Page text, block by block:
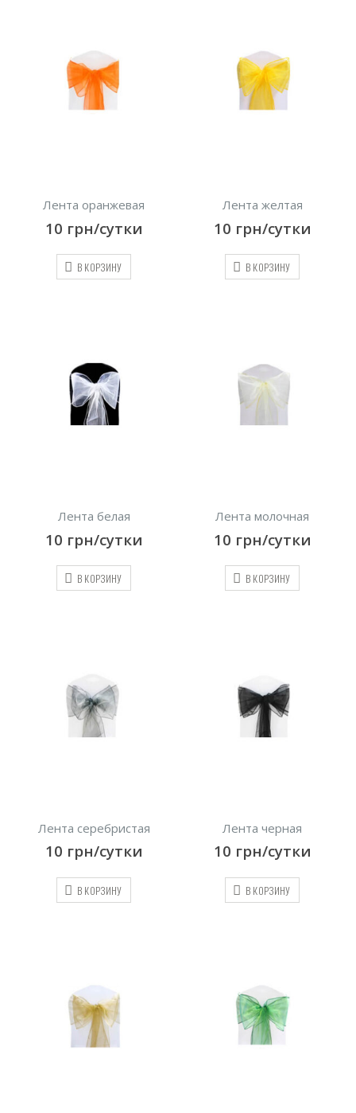
Лента оранжевая
10 грн/сутки
В КОРЗИНУ
Лента желтая
10 грн/сутки
В КОРЗИНУ
Лента белая
10 грн/сутки
В КОРЗИНУ
Лента молочная
10 грн/сутки
В КОРЗИНУ
Лента серебристая
10 грн/сутки
В КОРЗИНУ
Лента черная
10 грн/сутки
В КОРЗИНУ